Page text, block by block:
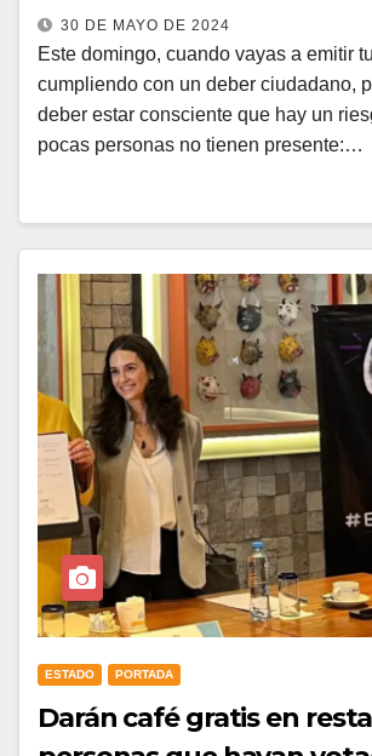
30 DE MAYO DE 2024
Este domingo, cuando vayas a emitir
cumpliendo con un deber ciudadano,
deber estar consciente que hay un
pocas personas no tienen presente:…
ESTADO PORTADA
Darán café gratis en